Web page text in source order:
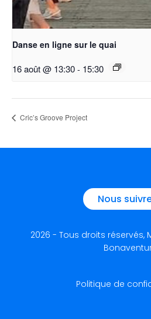
Danse en ligne sur le quai
16 août @ 13:30- 15:30
Cric’s Groove Project
Nous
2026 - Tous droits réservés,
Politique de